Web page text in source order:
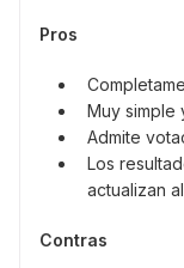
Pros
Muy simple
Admite
Los
actualizan
Contras